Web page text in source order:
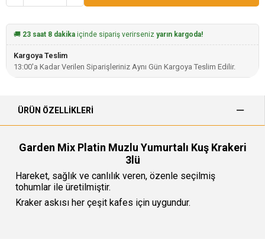
🚚 23 saat 8 dakika içinde sipariş verirseniz yarın kargoda!
Kargoya Teslim
13:00'a Kadar Verilen Siparişleriniz Aynı Gün Kargoya Teslim Edilir.
ÜRÜN ÖZELLIKLERI
Garden Mix Platin Muzlu Yumurtalı Kuş Krakeri
3lü
Hareket, sağlık ve canlılık veren, özenle seçilmiş
tohumlar ile üretilmiştir.
Kraker askısı her çeşit kafes için uygundur.